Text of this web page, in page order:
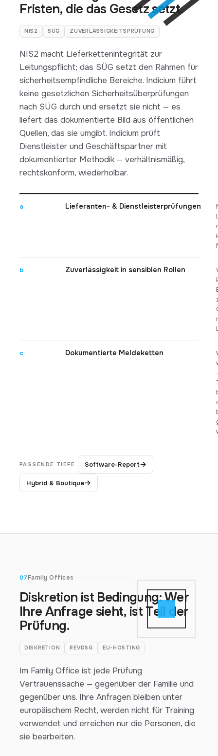
Fristen, die das Gesetz setzt.
NIS2 SÜG ZUVERLÄSSIGKEITSPRÜFUNG
NIS2 macht Lieferkettenintegrität zur
Leitungspflicht; das SÜG setzt den Rahmen für
sicherheitsempfindliche Bereiche. Indicium führt
keine gesetzlichen Sicherheitsüberprüfungen
nach SÜG durch und ersetzt sie nicht — es
liefert das dokumentierte Bild aus öffentlichen
Quellen, das sie umgibt. Indicium prüft
Dienstleister und Geschäftspartner mit
dokumentierter Methodik — verhältnismäßig,
rechtskonform, wiederholbar.
a Lieferanten- & Dienstleisterprüfungen
b Zuverlässigkeit in sensiblen Rollen
c Dokumentierte Meldeketten
PASSENDE TIEFE Software-Report→
Hybrid & Boutique→
07Family Offices
Diskretion ist Bedingung: Wer
Ihre Anfrage sieht, ist Teil der
Prüfung.
DISKRETION REVDSG EU-HOSTING
Im Family Office ist jede Prüfung
Vertrauenssache — gegenüber der Familie und
gegenüber uns. Ihre Anfragen bleiben unter
europäischem Recht, werden nicht für Training
verwendet und erreichen nur die Personen, die
sie bearbeiten.